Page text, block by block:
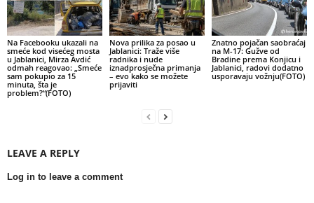
Na Facebooku ukazali na
smeće kod visećeg mosta
u Jablanici, Mirza Avdić
odmah reagovao: „Smeće
sam pokupio za 15
minuta, šta je
problem?“(FOTO)
Nova prilika za posao u
Jablanici: Traže više
radnika i nude
iznadprosječna primanja
– evo kako se možete
prijaviti
Znatno pojačan saobraćaj
na M-17: Gužve od
Bradine prema Konjicu i
Jablanici, radovi dodatno
usporavaju vožnju(FOTO)
LEAVE A REPLY
Log in to leave a comment